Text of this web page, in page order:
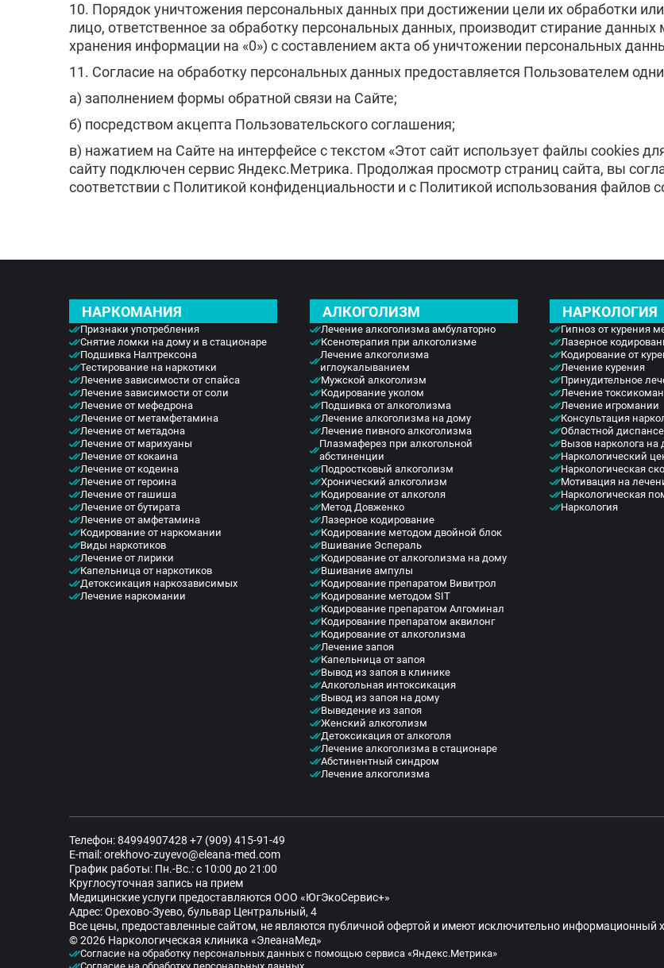
10. Порядок уничтожения персональных данных при достижении цели их обработки
лицо, ответственное за обработку персональных данных, производит стирание
хранения информации на «0») с составлением акта об уничтожении персональных
11. Согласие на обработку персональных данных предоставляется Пользователем
а) заполнением формы обратной связи на Сайте;
б) посредством акцепта Пользовательского соглашения;
в) нажатием на Сайте на интерфейсе с текстом «Этот сайт использует файлы cookies
сайту подключен сервис Яндекс.Метрика. Продолжая просмотр страниц сайта, вы
соответствии с Политикой конфиденциальности и с Политикой использования файлов
НАРКОМАНИЯ
Признаки употребления
Снятие ломки на дому и в стационаре
Подшивка Налтрексона
Тестирование на наркотики
Лечение зависимости от спайса
Лечение зависимости от соли
Лечение от мефедрона
Лечение от метамфетамина
Лечение от метадона
Лечение от марихуаны
Лечение от кокаина
Лечение от кодеина
Лечение от героина
Лечение от гашиша
Лечение от бутирата
Лечение от амфетамина
Кодирование от наркомании
Виды наркотиков
Лечение от лирики
Капельница от наркотиков
Детоксикация наркозависимых
Лечение наркомании
АЛКОГОЛИЗМ
Лечение алкоголизма амбулаторно
Ксенотерапия при алкоголизме
Лечение алкоголизма
иглоукалыванием
Мужской алкоголизм
Кодирование уколом
Подшивка от алкоголизма
Лечение алкоголизма на дому
Лечение пивного алкоголизма
Плазмаферез при алкогольной
абстиненции
Подростковый алкоголизм
Хронический алкоголизм
Кодирование от алкоголя
Метод Довженко
Лазерное кодирование
Кодирование методом двойной блок
Вшивание Эспераль
Кодирование от алкоголизма на дому
Вшивание ампулы
Кодирование препаратом Вивитрол
Кодирование методом SIT
Кодирование препаратом Алгоминал
Кодирование препаратом аквилонг
Кодирование от алкоголизма
Лечение запоя
Капельница от запоя
Вывод из запоя в клинике
Алкогольная интоксикация
Вывод из запоя на дому
Выведение из запоя
Женский алкоголизм
Детоксикация от алкоголя
Лечение алкоголизма в стационаре
Абстинентный синдром
Лечение алкоголизма
НАРКОЛОГИЯ
Гипноз от курения
Лазерное
Кодирование от
Лечение курения
Принудительное
Лечение
Лечение игромании
Консультация
Областной
Вызов нарколога на
Наркологический
Наркологическая
Мотивация на
Наркологическая
Наркология
Телефон:84994907428 +7 (909) 415-91-49
E-mail:orekhovo-zuyevo@eleana-med.com
График работы: Пн.-Вс.: с 10:00 до 21:00
Круглосуточная запись на прием
Медицинские услуги предоставляются ООО «ЮгЭкоСервис+»
Адрес: Орехово-Зуево, бульвар Центральный, 4
Все цены, предоставленные сайтом, не являются публичной офертой и имеют исключительно информационный
© 2026 Наркологическая клиника «ЭлеанаМед»
Согласие на обработку персональных данных с помощью сервиса «Яндекс.Метрика»